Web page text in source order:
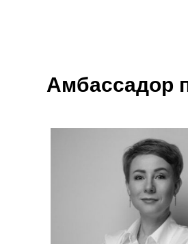
Амбассадор